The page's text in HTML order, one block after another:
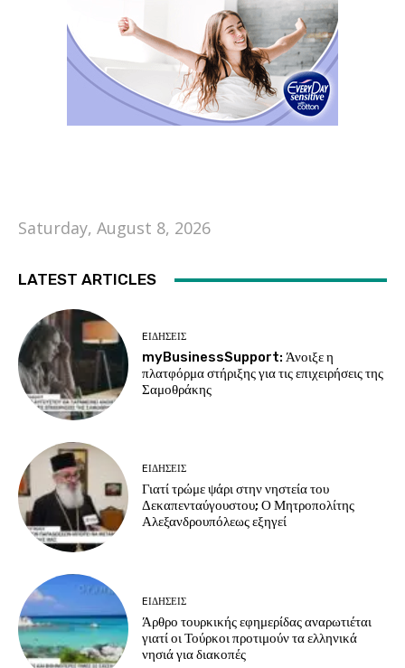
Saturday, August 8, 2026
LATEST ARTICLES
EΙΔΗΣΕΙΣ
myBusinessSupport: Άνοιξε η
πλατφόρμα στήριξης για τις επιχειρήσεις της
Σαμοθράκης
EΙΔΗΣΕΙΣ
Γιατί τρώμε ψάρι στην νηστεία του
Δεκαπενταύγουστου; Ο Μητροπολίτης
Αλεξανδρουπόλεως εξηγεί
EΙΔΗΣΕΙΣ
Άρθρο τουρκικής εφημερίδας αναρωτιέται
γιατί οι Τούρκοι προτιμούν τα ελληνικά
νησιά για διακοπές